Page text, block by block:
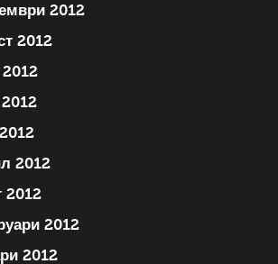
2012
2012
2012
2012
2012
2012